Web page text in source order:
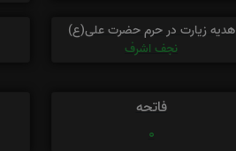
هدیه زیارت در حرم حضرت علی(ع)
نجف اشرف
فاتحه
0